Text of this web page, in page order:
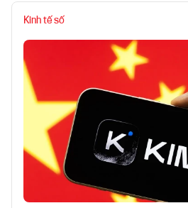
Kinh tế số